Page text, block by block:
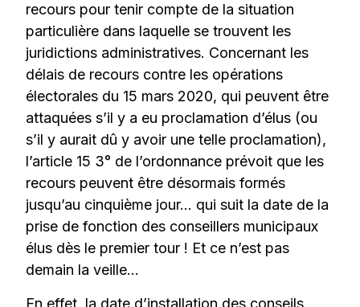
recours pour tenir compte de la situation
particulière dans laquelle se trouvent les
juridictions administratives. Concernant les
délais de recours contre les opérations
électorales du 15 mars 2020, qui peuvent être
attaquées s’il y a eu proclamation d’élus (ou
s’il y aurait dû y avoir une telle proclamation),
l’article 15 3° de l’ordonnance prévoit que les
recours peuvent être désormais formés
jusqu’au cinquième jour… qui suit la date de la
prise de fonction des conseillers municipaux
élus dès le premier tour ! Et ce n’est pas
demain la veille…
En effet, la date d’installation des conseils